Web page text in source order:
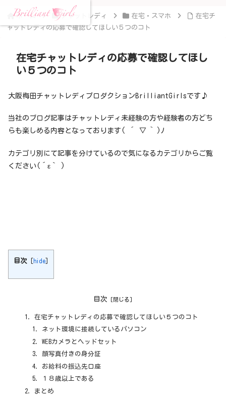
ホーム チャットレディ 在宅・スマホ
在宅チ
ャットレディの応募で確認してほしい５つのコト
在宅チャットレディの応募で確認してほし
い５つのコト
大阪梅田チャットレディプロダクションBrilliantGirlsです♪
当社のブログ記事はチャットレディ未経験の方や経験者の方どち
らも楽しめる内容となっております( ´ ▽ ` )ﾉ
カテゴリ別にて記事を分けているので気になるカテゴリからご覧
ください(´ε｀ )
目次 [hide]
目次
在宅チャットレディの応募で確認してほしい５つのコト
ネット環境に接続しているパソコン
WEBカメラとヘッドセット
顔写真付きの身分証
お給料の振込先口座
１８歳以上である
まとめ